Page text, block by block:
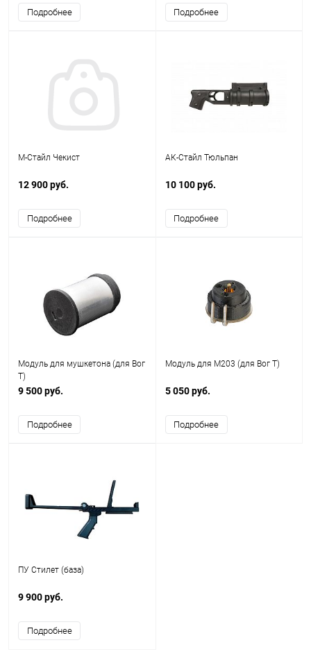
Подробнее Подробнее
М-Стайл Чекист
12 900 руб.
Подробнее
АК-Стайл Тюльпан
10 100 руб.
Подробнее
Модуль для мушкетона (для Вог
Т)
9 500 руб.
Подробнее
Модуль для М203 (для Вог Т)
5 050 руб.
Подробнее
ПУ Стилет (база)
9 900 руб.
Подробнее